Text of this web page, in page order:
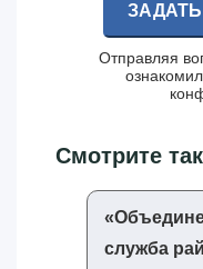
Отправляя
Смотрите
служба